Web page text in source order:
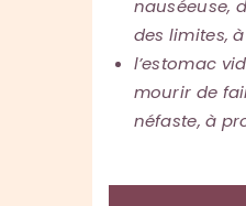
nauséeuse,
des limites,
l’estomac
mourir de
néfaste, à